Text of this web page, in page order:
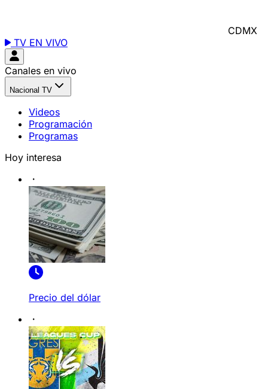
CDMX
TV EN VIVO
Canales en vivo
Nacional TV
Videos
Programación
Programas
Hoy interesa
Precio del dólar